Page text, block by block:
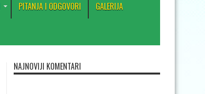
PITANJA I ODGOVORI GALERIJA
NAJNOVIJI KOMENTARI